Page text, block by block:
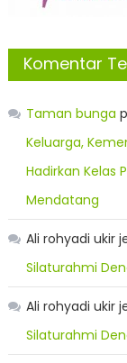
Komentar
Taman bunga
Keluarga,
Hadirkan Kelas
Mendatang
Ali rohyadi ukir
Silaturahmi
Ali rohyadi ukir
Silaturahmi